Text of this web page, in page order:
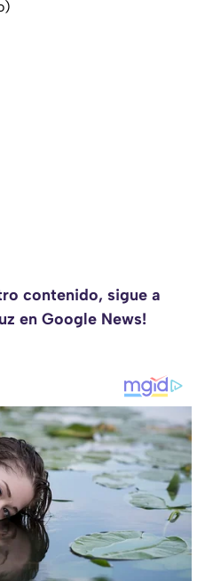
contenido, sigue a
en Google News!